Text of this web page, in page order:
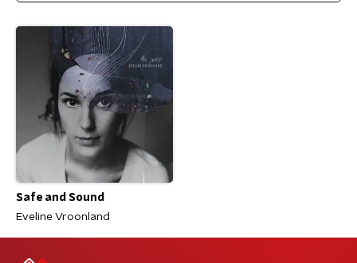
Safe and Sound
Eveline Vroonland